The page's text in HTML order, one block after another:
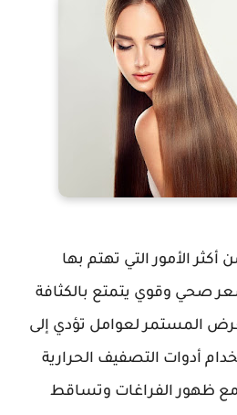
الأمور التي تهتم بها
صحي وقوي يتمتع بالكثافة
المستمر لعوامل تؤدي إلى
أدوات التصفيف الحرارية
ظهور الفراغات وتساقط